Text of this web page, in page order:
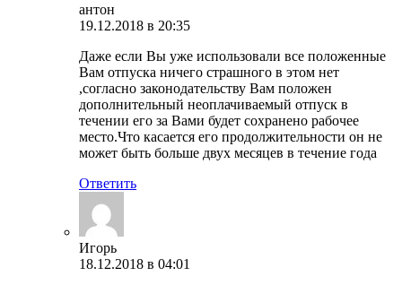
антон
19.12.2018 в 20:35
Даже если Вы уже использовали все положенные
Вам отпуска ничего страшного в этом нет
,согласно законодательству Вам положен
дополнительный неоплачиваемый отпуск в
течении его за Вами будет сохранено рабочее
место.Что касается его продолжительности он не
может быть больше двух месяцев в течение года
Ответить
Игорь
18.12.2018 в 04:01